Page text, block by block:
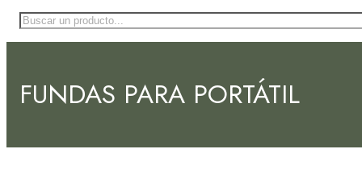
Buscar
FUNDAS PARA PORTÁTIL